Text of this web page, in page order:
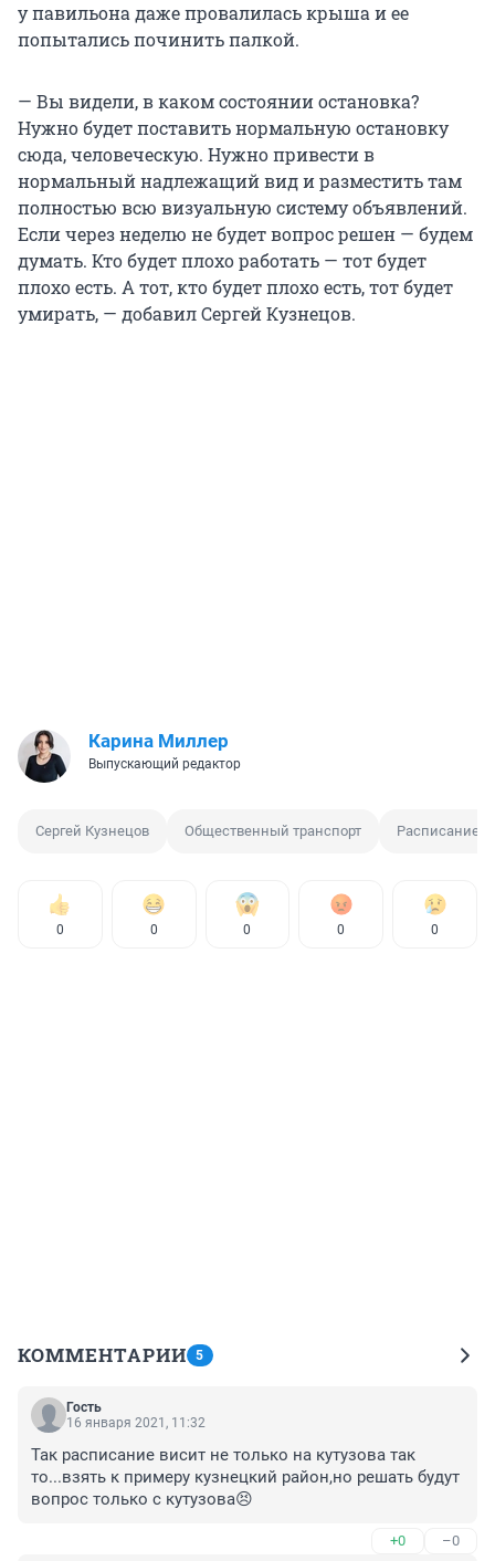
у павильона даже провалилась крыша и ее
попытались починить палкой.
— Вы видели, в каком состоянии остановка?
Нужно будет поставить нормальную остановку
сюда, человеческую. Нужно привести в
нормальный надлежащий вид и разместить там
полностью всю визуальную систему объявлений.
Если через неделю не будет вопрос решен — будем
думать. Кто будет плохо работать — тот будет
плохо есть. А тот, кто будет плохо есть, тот будет
умирать, — добавил Сергей Кузнецов.
Карина Миллер
Выпускающий редактор
Сергей Кузнецов Общественный транспорт Расписание
0 0 0 0 0
КОММЕНТАРИИ 5
Гость
16 января 2021, 11:32
Так расписание висит не только на кутузова так
то...взять к примеру кузнецкий район,но решать будут
вопрос только с кутузова😣
+0 –0